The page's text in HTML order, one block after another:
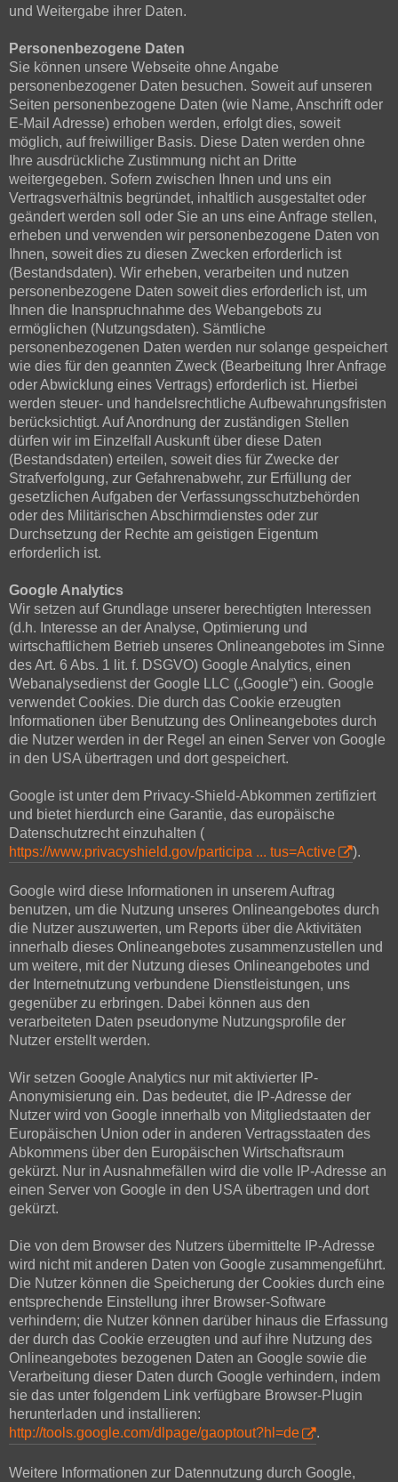
und Weitergabe ihrer Daten.
Personenbezogene Daten
Sie können unsere Webseite ohne Angabe
personenbezogener Daten besuchen. Soweit auf unseren
Seiten personenbezogene Daten (wie Name, Anschrift oder
E-Mail Adresse) erhoben werden, erfolgt dies, soweit
möglich, auf freiwilliger Basis. Diese Daten werden ohne
Ihre ausdrückliche Zustimmung nicht an Dritte
weitergegeben. Sofern zwischen Ihnen und uns ein
Vertragsverhältnis begründet, inhaltlich ausgestaltet oder
geändert werden soll oder Sie an uns eine Anfrage stellen,
erheben und verwenden wir personenbezogene Daten von
Ihnen, soweit dies zu diesen Zwecken erforderlich ist
(Bestandsdaten). Wir erheben, verarbeiten und nutzen
personenbezogene Daten soweit dies erforderlich ist, um
Ihnen die Inanspruchnahme des Webangebots zu
ermöglichen (Nutzungsdaten). Sämtliche
personenbezogenen Daten werden nur solange gespeichert
wie dies für den geannten Zweck (Bearbeitung Ihrer Anfrage
oder Abwicklung eines Vertrags) erforderlich ist. Hierbei
werden steuer- und handelsrechtliche Aufbewahrungsfristen
berücksichtigt. Auf Anordnung der zuständigen Stellen
dürfen wir im Einzelfall Auskunft über diese Daten
(Bestandsdaten) erteilen, soweit dies für Zwecke der
Strafverfolgung, zur Gefahrenabwehr, zur Erfüllung der
gesetzlichen Aufgaben der Verfassungsschutzbehörden
oder des Militärischen Abschirmdienstes oder zur
Durchsetzung der Rechte am geistigen Eigentum
erforderlich ist.
Google Analytics
Wir setzen auf Grundlage unserer berechtigten Interessen
(d.h. Interesse an der Analyse, Optimierung und
wirtschaftlichem Betrieb unseres Onlineangebotes im Sinne
des Art. 6 Abs. 1 lit. f. DSGVO) Google Analytics, einen
Webanalysedienst der Google LLC („Google“) ein. Google
verwendet Cookies. Die durch das Cookie erzeugten
Informationen über Benutzung des Onlineangebotes durch
die Nutzer werden in der Regel an einen Server von Google
in den USA übertragen und dort gespeichert.
Google ist unter dem Privacy-Shield-Abkommen zertifiziert
und bietet hierdurch eine Garantie, das europäische
Datenschutzrecht einzuhalten (
https://www.privacyshield.gov/participa ... tus=Active
).
Google wird diese Informationen in unserem Auftrag
benutzen, um die Nutzung unseres Onlineangebotes durch
die Nutzer auszuwerten, um Reports über die Aktivitäten
innerhalb dieses Onlineangebotes zusammenzustellen und
um weitere, mit der Nutzung dieses Onlineangebotes und
der Internetnutzung verbundene Dienstleistungen, uns
gegenüber zu erbringen. Dabei können aus den
verarbeiteten Daten pseudonyme Nutzungsprofile der
Nutzer erstellt werden.
Wir setzen Google Analytics nur mit aktivierter IP-
Anonymisierung ein. Das bedeutet, die IP-Adresse der
Nutzer wird von Google innerhalb von Mitgliedstaaten der
Europäischen Union oder in anderen Vertragsstaaten des
Abkommens über den Europäischen Wirtschaftsraum
gekürzt. Nur in Ausnahmefällen wird die volle IP-Adresse an
einen Server von Google in den USA übertragen und dort
gekürzt.
Die von dem Browser des Nutzers übermittelte IP-Adresse
wird nicht mit anderen Daten von Google zusammengeführt.
Die Nutzer können die Speicherung der Cookies durch eine
entsprechende Einstellung ihrer Browser-Software
verhindern; die Nutzer können darüber hinaus die Erfassung
der durch das Cookie erzeugten und auf ihre Nutzung des
Onlineangebotes bezogenen Daten an Google sowie die
Verarbeitung dieser Daten durch Google verhindern, indem
sie das unter folgendem Link verfügbare Browser-Plugin
herunterladen und installieren:
http://tools.google.com/dlpage/gaoptout?hl=de
.
Weitere Informationen zur Datennutzung durch Google,